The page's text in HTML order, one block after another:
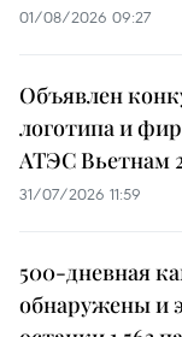
01/08/2026 09:27
Объявлен
логотипа и
АТЭС Вьетнам
31/07/2026 11:59
500-дневная
обнаружены и